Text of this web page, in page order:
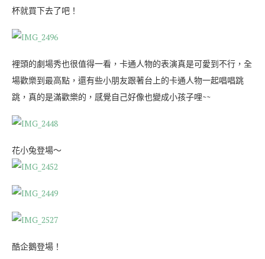
杯就買下去了吧！
裡頭的劇場秀也很值得一看，卡通人物的表演真是可愛到不行，全
場歡樂到最高點，還有些小朋友跟著台上的卡通人物一起唱唱跳
跳，真的是滿歡樂的，感覺自己好像也變成小孩子哩~~
花小兔登場～
酷企鵝登場！